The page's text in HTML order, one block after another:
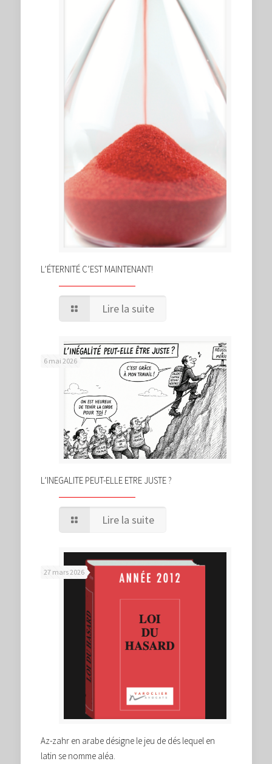
L’ÉTERNITÉ C’EST MAINTENANT!
Lire la suite
6 mai 2026
L’INEGALITE PEUT-ELLE ETRE JUSTE ?
Lire la suite
27 mars 2026
Az-zahr en arabe désigne le jeu de dés lequel en
latin se nomme aléa.